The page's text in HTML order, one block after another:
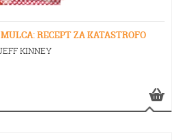
RECEPT ZA KATASTROFO
KINNEY